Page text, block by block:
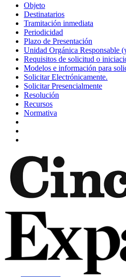
Objeto
Destinatarios
Tramitación inmediata
Periodicidad
Plazo de Presentación
Unidad Orgánica Responsable
Requisitos de solicitud o
Modelos e información para
Solicitar Electrónicamente.
Solicitar Presencialmente
Resolución
Recursos
Normativa